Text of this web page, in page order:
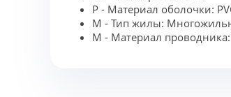
P - Материал оболочки:
M - Тип жилы:
M - Материал